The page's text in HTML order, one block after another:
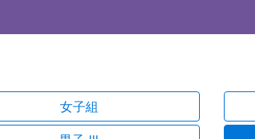
女子組